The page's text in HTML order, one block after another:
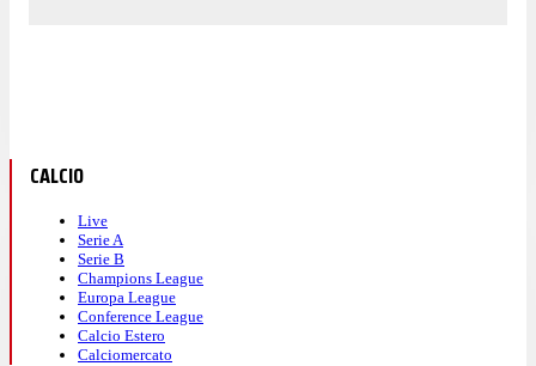
CALCIO
Live
Serie A
Serie B
Champions League
Europa League
Conference League
Calcio Estero
Calciomercato